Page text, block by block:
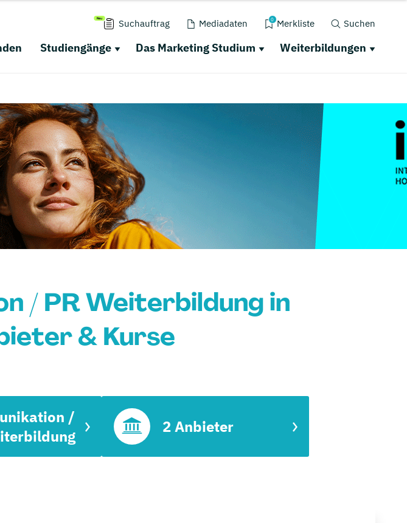
Suchauftrag Mediadaten 0 Merkliste Suchen
Studiengänge Das Marketing Studium Weiterbildungen
/ PR Weiterbildung in
& Kurse
/
2 Anbieter